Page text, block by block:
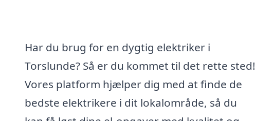
Har du brug for en dygtig elektriker i
Torslunde? Så er du kommet til det rette sted!
Vores platform hjælper dig med at finde de
bedste elektrikere i dit lokalområde, så du